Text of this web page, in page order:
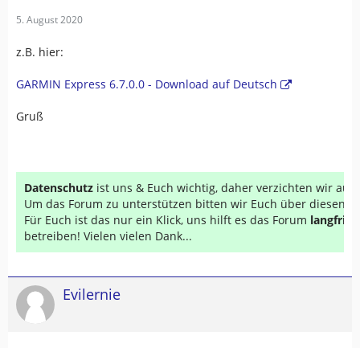
5. August 2020
z.B. hier:
GARMIN Express 6.7.0.0 - Download auf Deutsch
Gruß
Datenschutz ist uns & Euch wichtig, daher verzichten wir auf
Um das Forum zu unterstützen bitten wir Euch über diesen
Für Euch ist das nur ein Klick, uns hilft es das Forum
betreiben! Vielen vielen Dank...
Evilernie